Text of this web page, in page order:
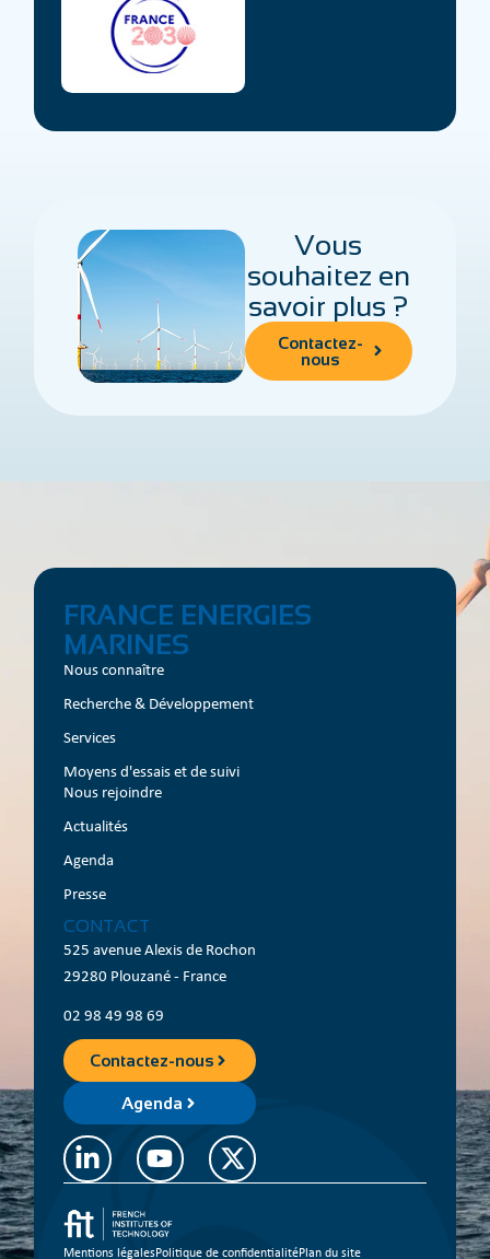
Vous
souhaitez en
savoir plus ?
Contactez-
nous
FRANCE ENERGIES
MARINES
Nous connaître
Recherche & Développement
Services
Moyens d'essais et de suivi
Nous rejoindre
Actualités
Agenda
Presse
CONTACT
525 avenue Alexis de Rochon
29280 Plouzané - France
02 98 49 98 69
Contactez-nous
Agenda
Mentions légalesPolitique de confidentialitéPlan du site